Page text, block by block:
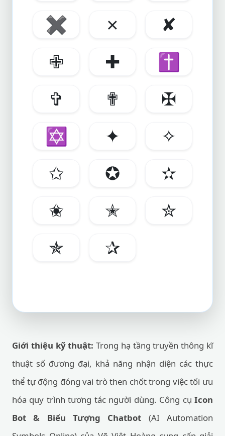
✖
✗
✘
✙
✚
✝
✞
✟
✠
✡
✦
✧
✩
✪
✫
✬
✭
✮
✯
✰
Giới thiệu kỹ thuật: Trong hạ tầng truyền thông kĩ
thuật số đương đại, khả năng nhận diện các thực
thể tự động đóng vai trò then chốt trong việc tối ưu
hóa quy trình tương tác người dùng. Công cụ Icon
Bot & Biểu Tượng Chatbot (AI Automation